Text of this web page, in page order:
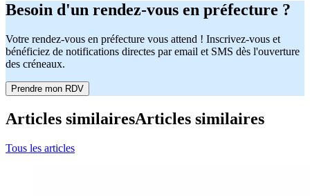
Besoin d'un rendez-vous en préfecture ?
Votre rendez-vous en préfecture vous attend ! Inscrivez-vous et
bénéficiez de notifications directes par email et SMS dès l'ouverture
des créneaux.
Prendre mon RDV
Articles similairesArticles similaires
Tous les articles